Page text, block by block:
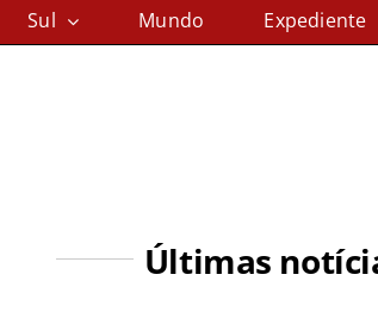
Sul Mundo Expediente
Últimas